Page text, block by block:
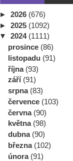
► 2026 (676)
► 2025 (1092)
▼ 2024 (1111)
prosince (86)
listopadu (91)
října (93)
září (91)
srpna (83)
července (103)
června (90)
května (98)
dubna (90)
března (102)
února (91)